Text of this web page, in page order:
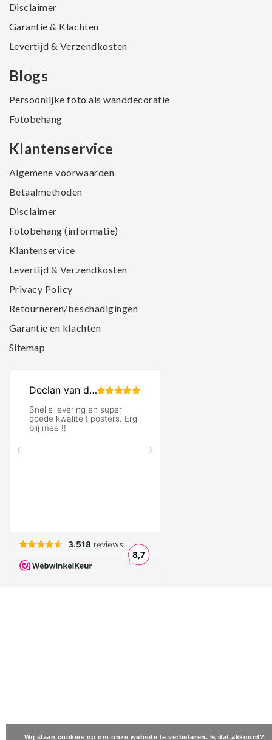
Disclaimer
Garantie & Klachten
Levertijd & Verzendkosten
Blogs
Persoonlijke foto als wanddecoratie
Fotobehang
Klantenservice
Algemene voorwaarden
Betaalmethoden
Disclaimer
Fotobehang (informatie)
Klantenservice
Levertijd & Verzendkosten
Privacy Policy
Retourneren/beschadigingen
Garantie en klachten
Sitemap
Wij slaan cookies op om onze website te verbeteren. Is dat akkoord?